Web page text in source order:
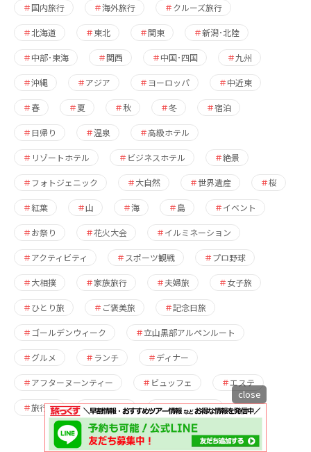
国内旅行 海外旅行 クルーズ旅行
北海道 東北 関東 新潟･北陸
中部･東海 関西 中国･四国 九州
沖縄 アジア ヨーロッパ 中近東
春 夏 秋 冬 宿泊
日帰り 温泉 高級ホテル
リゾートホテル ビジネスホテル 絶景
フォトジェニック 大自然 世界遺産 桜
紅葉 山 海 島 イベント
お祭り 花火大会 イルミネーション
アクティビティ スポーツ観戦 プロ野球
大相撲 家族旅行 夫婦旅 女子旅
ひとり旅 ご褒美旅 記念日旅
ゴールデンウィーク 立山黒部アルペンルート
グルメ ランチ ディナー
アフターヌーンティー ビュッフェ エステ
旅行記 ポイント 割引クーポン
close